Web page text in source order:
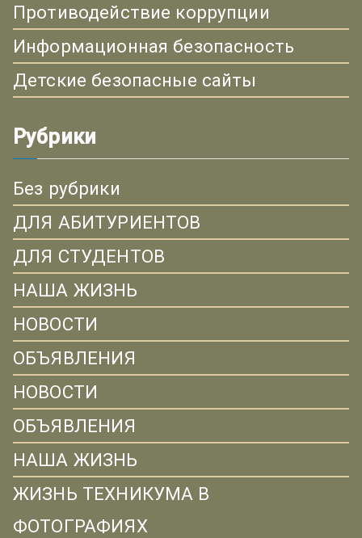
Противодействие коррупции
Информационная безопасность
Детские безопасные сайты
Рубрики
Без рубрики
ДЛЯ АБИТУРИЕНТОВ
ДЛЯ СТУДЕНТОВ
НАША ЖИЗНЬ
НОВОСТИ
ОБЪЯВЛЕНИЯ
НОВОСТИ
ОБЪЯВЛЕНИЯ
НАША ЖИЗНЬ
ЖИЗНЬ ТЕХНИКУМА В
ФОТОГРАФИЯХ